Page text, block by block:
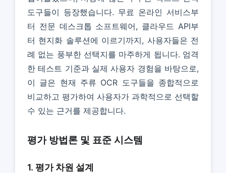
도구들이 등장했습니다. 무료 온라인 서비스부
터 전문 데스크톱 소프트웨어, 클라우드 API부
터 현지화 솔루션에 이르기까지, 사용자들은 전
례 없는 풍부한 선택지를 마주하게 됩니다. 엄격
한 테스트 기준과 실제 사용자 경험을 바탕으로,
이 글은 현재 주류 OCR 도구들을 종합적으로
비교하고 평가하여 사용자가 과학적으로 선택할
수 있는 근거를 제공합니다.
평가 방법론 및 표준 시스템
1. 평가 차원 설계